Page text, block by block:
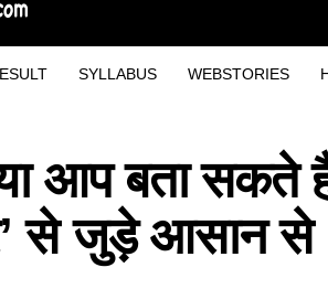
SYLLABUS WEBSTORIES
आप बता सकते
से जुड़े आसान से